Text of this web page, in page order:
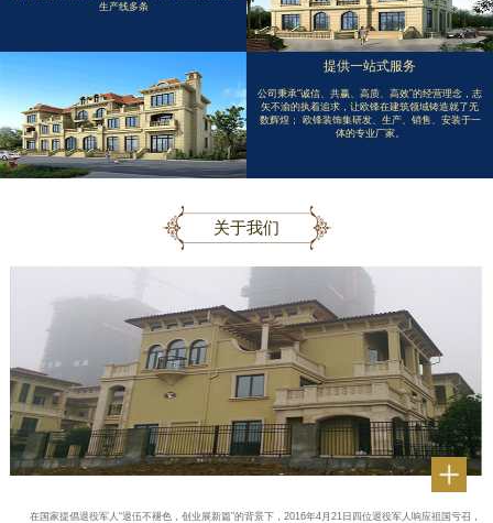
生产线多条
提供一站式服务
公司秉承“诚信、共赢、高质、高效”的经营理念，志
矢不渝的执着追求，让欧锋在建筑领域铸造就了无
数辉煌； 欧锋装饰集研发、生产、销售、安装于一
体的专业厂家。
关于我们
在国家提倡退役军人“退伍不褪色，创业展新篇”的背景下，2016年4月21日四位退役军人响应祖国亏召，